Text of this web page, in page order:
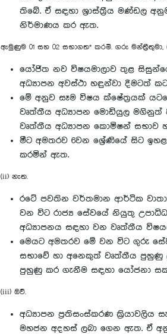
තිබේ. ඒ සඳහා ශ්‍රාස්ත්‍රීය මණ්ඩල
නිර්මාණය කර ඇත.
ඇමුණුම 01 සහ 02 සභාගත* කරමි. ගරු
යෝජිත නව විෂයමාලාව තුළ
අධ්‍යාපන අවස්ථා හඳුන්වා දීමටත්
මේ අනුව සෑම විෂය ක්ෂේත්‍රයක්
වෘත්තීය අධ්‍යාපන මොඩියුල මගිනුත්
වෘත්තීය අධ්‍යාපන කොමිෂන් සභාව
මීට අමතරව 6වන ශ්‍රේණියේ සිට
කරමින් ඇත.
(ii) නැත.
රටේ පවතින වර්තමාන ආර්ථික
වන විට රාජ්‍ය සේවයේ නියුතු
අධ්‍යාපනය සඳහා වන වෘත්තීය
මෙයට අමතරව මේ වන විට ගුරු
සභාවේ හා අනෙකුත් වෘත්තීය පුහුණු
පුහුණු කර ගැනීම සඳහා යෝජනා
(iii) ඔව්.
අධ්‍යාපන ප්‍රතිසංස්කරණ
මහජන අදහස් ලබා ගෙන ඇත. ඒ